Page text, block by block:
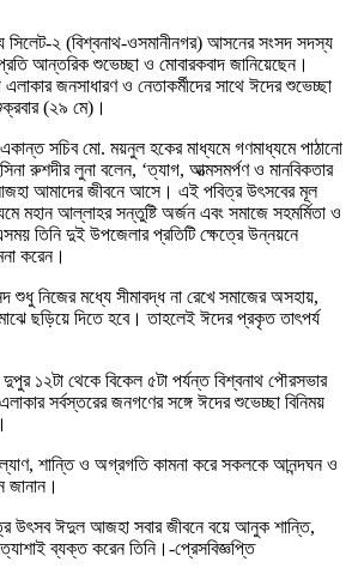
২ (বিশ্বনাথ-ওসমানীনগর) আসনের সংসদ সদস্য
আন্তরিক শুভেচ্ছা ও মোবারকবাদ জানিয়েছেন।
এলাকার জনসাধারণ ও নেতাকর্মীদের সাথে ঈদের শুভেচ্ছা
(২৯ মে)।
সচিব মো. ময়নুল হকের মাধ্যমে গণমাধ্যমে পাঠানো
রুশদীর লুনা বলেন, ‘ত্যাগ, আত্মসমর্পণ ও মানবিকতার
আমাদের জীবনে আসে। এই পবিত্র উৎসবের মূল
মহান আল্লাহর সন্তুষ্টি অর্জন এবং সমাজে সহমর্মিতা ও
তিনি দুই উপজেলার প্রতিটি ক্ষেত্রে উন্নয়নে
করেন।
শুধু নিজের মধ্যে সীমাবদ্ধ না রেখে সমাজের অসহায়,
মাঝে ছড়িয়ে দিতে হবে। তাহলেই ঈদের প্রকৃত তাৎপর্য
১২টা থেকে বিকেল ৫টা পর্যন্ত বিশ্বনাথ পৌরসভার
সর্বস্তরের জনগণের সঙ্গে ঈদের শুভেচ্ছা বিনিময়
কল্যাণ, শান্তি ও অগ্রগতি কামনা করে সকলকে আনন্দঘন ও
জানান।
উৎসব ঈদুল আজহা সবার জীবনে বয়ে আনুক শান্তি,
ব্যক্ত করেন তিনি।-প্রেসবিজ্ঞপ্তি